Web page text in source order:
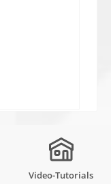
Video-Tutorials